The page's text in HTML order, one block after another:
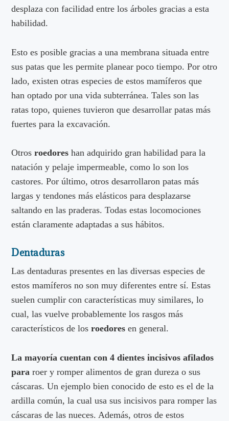
desplaza con facilidad entre los árboles gracias a esta
habilidad.
Esto es posible gracias a una membrana situada entre
sus patas que les permite planear poco tiempo. Por otro
lado, existen otras especies de estos mamíferos que
han optado por una vida subterránea. Tales son las
ratas topo, quienes tuvieron que desarrollar patas más
fuertes para la excavación.
Otrosroedores han adquirido gran habilidad para la
natación y pelaje impermeable, como lo son los
castores. Por último, otros desarrollaron patas más
largas y tendones más elásticos para desplazarse
saltando en las praderas. Todas estas locomociones
están claramente adaptadas a sus hábitos.
Dentaduras
Las dentaduras presentes en las diversas especies de
estos mamíferos no son muy diferentes entre sí. Estas
suelen cumplir con características muy similares, lo
cual, las vuelve probablemente los rasgos más
característicos de losroedores en general.
La mayoría cuentan con 4 dientes incisivos afilados
pararoer y romper alimentos de gran dureza o sus
cáscaras. Un ejemplo bien conocido de esto es el de la
ardilla común, la cual usa sus incisivos para romper las
cáscaras de las nueces. Además, otros de estos